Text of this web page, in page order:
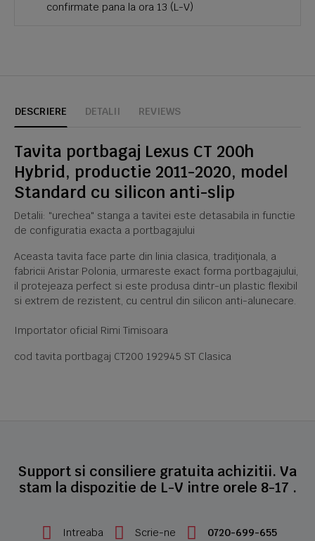
confirmate pana la ora 13 (L-V)
DESCRIERE DETALII REVIEWS
Tavita portbagaj Lexus CT 200h
Hybrid, productie 2011-2020, model
Standard cu silicon anti-slip
Detalii: "urechea" stanga a tavitei este detasabila in functie
de configuratia exacta a portbagajului
Aceasta tavita face parte din linia clasica, tradiționala, a
fabricii Aristar Polonia, urmareste exact forma portbagajului,
il protejeaza perfect si este produsa dintr-un plastic flexibil
si extrem de rezistent, cu centrul din silicon anti-alunecare.
Importator oficial Rimi Timisoara
cod tavita portbagaj CT200 192945 ST Clasica
Support si consiliere gratuita achizitii. Va
stam la dispozitie de L-V intre orele 8-17 .
Intreaba Scrie-ne 0720-699-655